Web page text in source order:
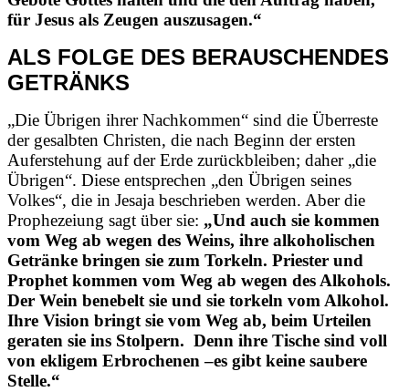
für Jesus als Zeugen auszusagen.“
ALS FOLGE DES BERAUSCHENDES
GETRÄNKS
„Die Übrigen ihrer Nachkommen“ sind die Überreste
der gesalbten Christen, die nach Beginn der ersten
Auferstehung auf der Erde zurückbleiben; daher „die
Übrigen“. Diese entsprechen „den Übrigen seines
Volkes“, die in Jesaja beschrieben werden. Aber die
Prophezeiung sagt über sie: „Und auch sie kommen
vom Weg ab wegen des Weins, ihre alkoholischen
Getränke bringen sie zum Torkeln. Priester und
Prophet kommen vom Weg ab wegen des Alkohols.
Der Wein benebelt sie und sie torkeln vom Alkohol.
Ihre Vision bringt sie vom Weg ab, beim Urteilen
geraten sie ins Stolpern. Denn ihre Tische sind voll
von ekligem Erbrochenen –es gibt keine saubere
Stelle.“